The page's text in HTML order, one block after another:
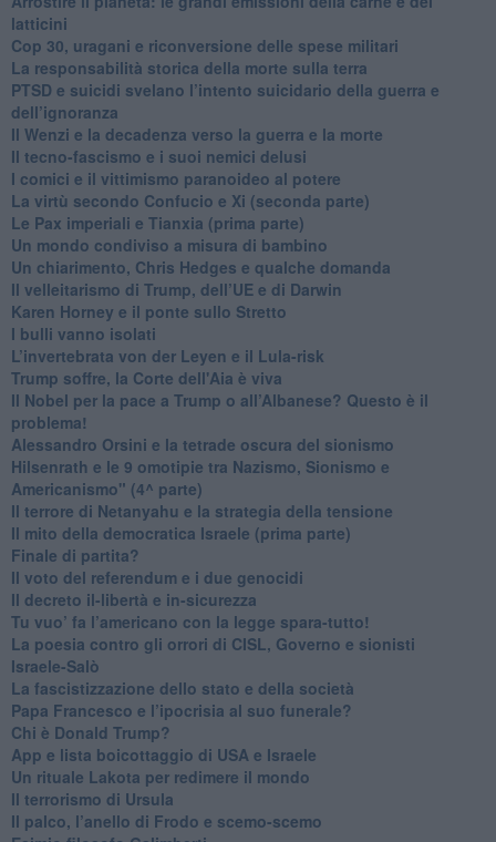
latticini
​Cop 30, uragani e riconversione delle spese militari
La responsabilità storica della morte sulla terra
PTSD e suicidi svelano l’intento suicidario della guerra e
dell’ignoranza
Il Wenzi e la decadenza verso la guerra e la morte
​Il tecno-fascismo e i suoi nemici delusi
​I comici e il vittimismo paranoideo al potere
​La virtù secondo Confucio e Xi (seconda parte)
Le Pax imperiali e Tianxia (prima parte)
Un mondo condiviso a misura di bambino
​Un chiarimento, Chris Hedges e qualche domanda
Il velleitarismo di Trump, dell’UE e di Darwin
​Karen Horney e il ponte sullo Stretto
​I bulli vanno isolati
L’invertebrata von der Leyen e il Lula-risk
Trump soffre, la Corte dell'Aia è viva
​Il Nobel per la pace a Trump o all’Albanese? Questo è il
problema!
​Alessandro Orsini e la tetrade oscura del sionismo
​Hilsenrath e le 9 omotipie tra Nazismo, Sionismo e
Americanismo" (4^ parte)
​Il terrore di Netanyahu e la strategia della tensione
Il mito della democratica Israele (prima parte)
​Finale di partita?
​Il voto del referendum e i due genocidi
Il decreto il-libertà e in-sicurezza
Tu vuo’ fa l’americano con la legge spara-tutto!
La poesia contro gli orrori di CISL, Governo e sionisti
Israele-Salò
​La fascistizzazione dello stato e della società
Papa Francesco e l’ipocrisia al suo funerale?
​Chi è Donald Trump?
App e lista boicottaggio di USA e Israele
​Un rituale Lakota per redimere il mondo
Il terrorismo di Ursula
​Il palco, l’anello di Frodo e scemo-scemo